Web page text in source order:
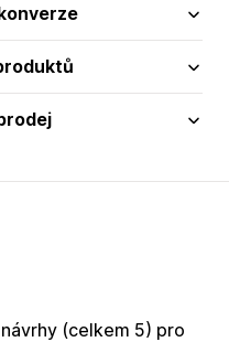
(celkem 5) pro